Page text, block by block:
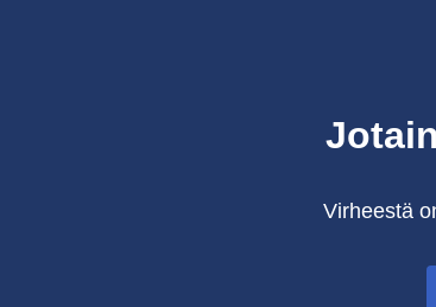
Virheestä